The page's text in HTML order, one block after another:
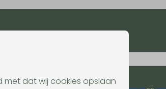
met dat wij cookies opslaan